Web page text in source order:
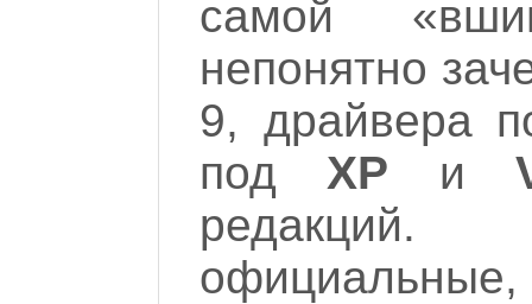
самой
непонятно
9, драйвера
под XP и
редакций.
официальные,